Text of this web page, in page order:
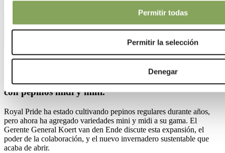
Permitir todas
Permitir la selección
Denegar
01 ago 2025 | Proyecto
Creciendo con visión: Royal Pride expande el cultivo
con pepinos midi y mini.
Royal Pride ha estado cultivando pepinos regulares durante años,
pero ahora ha agregado variedades mini y midi a su gama. El
Gerente General Koert van den Ende discute esta expansión, el
poder de la colaboración, y el nuevo invernadero sustentable que
acaba de abrir.